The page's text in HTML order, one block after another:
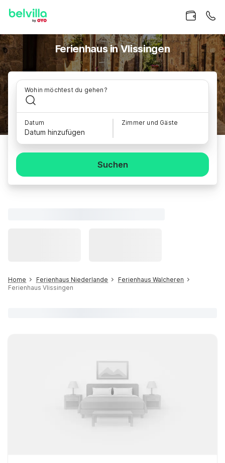
Ferienhaus in Vlissingen
Wohin möchtest du gehen?
Datum
Datum hinzufügen
Zimmer und Gäste
Suchen
Home Ferienhaus Niederlande
Ferienhaus Walcheren
Ferienhaus Vlissingen